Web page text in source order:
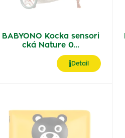
BABYONO Kocka sensori
cká Nature 0…
Detail